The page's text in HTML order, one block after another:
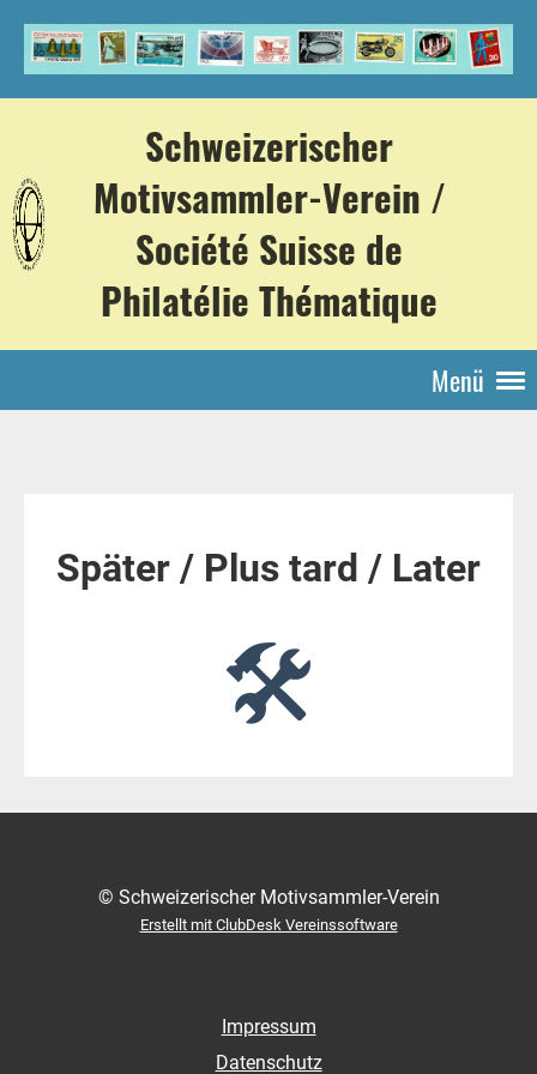
Schweizerischer
Motivsammler-Verein /
Société Suisse de
Philatélie Thématique
Menü
Später / Plus tard / Later
🛠
© Schweizerischer Motivsammler-Verein
Erstellt mit ClubDesk Vereinssoftware
Impressum
Datenschutz